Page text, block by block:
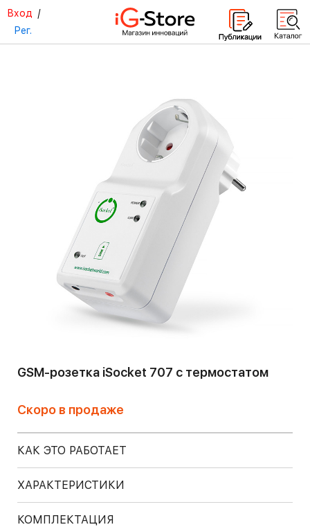
Вход /
Рег.
GSM-розетка iSocket 707 с термостатом
Скоро в продаже
КАК ЭТО РАБОТАЕТ
ХАРАКТЕРИСТИКИ
КОМПЛЕКТАЦИЯ